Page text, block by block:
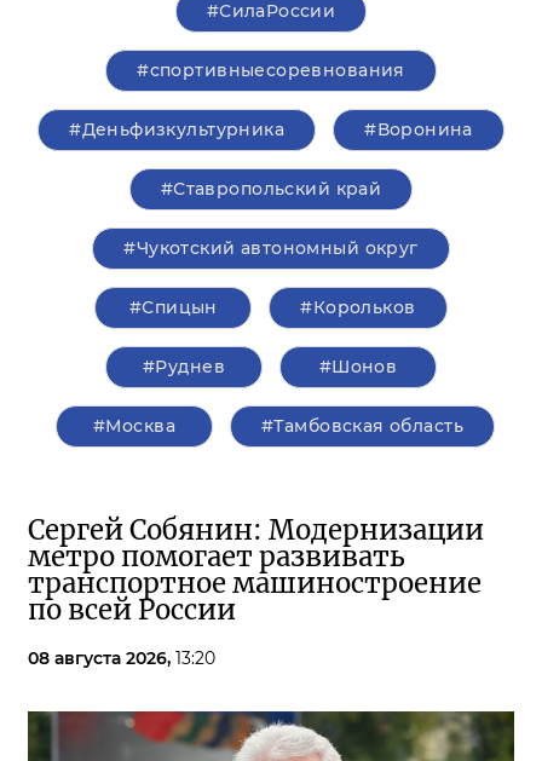
#СилаРоссии
#спортивныесоревнования
#Деньфизкультурника #Воронина
#Ставропольский край
#Чукотский автономный округ
#Спицын #Корольков
#Руднев #Шонов
#Москва #Тамбовская область
Сергей Собянин: Модернизации
метро помогает развивать
транспортное машиностроение
по всей России
08 августа 2026, 13:20